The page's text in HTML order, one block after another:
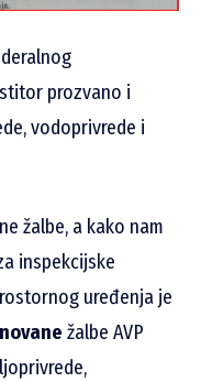
prozvano i
vodoprivrede i
žalbe, a kako nam
inspekcijske
uređenja je
žalbe AVP